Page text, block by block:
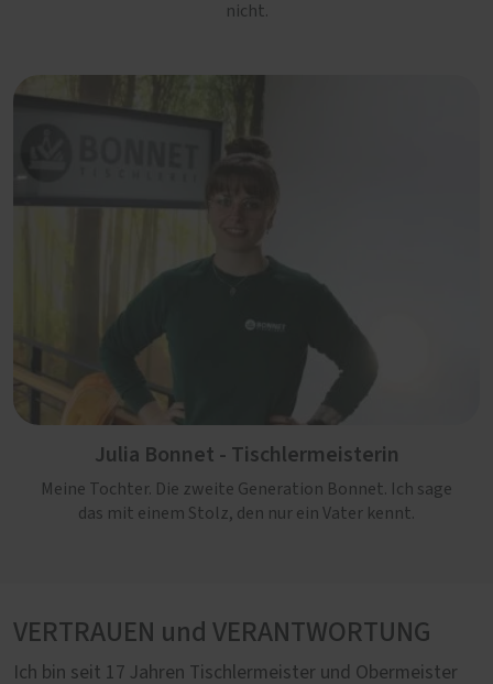
nicht.
Julia Bonnet - Tischlermeisterin
Meine Tochter. Die zweite Generation Bonnet. Ich sage
das mit einem Stolz, den nur ein Vater kennt.
VERTRAUEN und VERANTWORTUNG
Ich bin seit 17 Jahren Tischlermeister und Obermeister